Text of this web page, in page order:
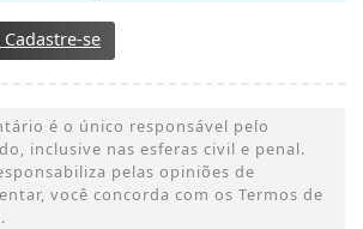
Cadastre-se
é o único responsável pelo
inclusive nas esferas civil e penal.
pelas opiniões de
você concorda com os Termos de